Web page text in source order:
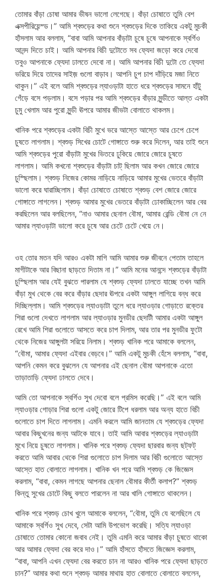
তোমার বাঁড়া চোষা আমার ভীষন ভালো লেগেছে। বাঁড়া চোষাতে তুমি বেশ
এক্সপীরিয়েন্স্ড।” আমি শ্বশুড়ের কথা শুনে শ্বশুড়ের দিকে তাকিয়ে একটু মুচকী
হাঁসলাম আর বললাম, “বাবা আমি আপনার বাঁড়াটা চুষে চুষে আপনাকে স্বর্গিও
আনন্দ দিতে চাই। আমি আপনার বিচী দুটোতে সব ফ্যেদা জড়ো করে দেবো
তবুও আপনাকে ফ্যেদা ঢালতে দেবো না। আমি আপনার বিচী দুটো তে ফ্যেদা
ভরিয়ে দিয়ে তাদের সাইজ় গুলো বাড়াব। আপনি চুপ চাপ দাঁড়িয়ে মজা নিতে
থাকুন।” এই বলে আমি শ্বশুড়ের ল্যাওড়াটা হাতে ধরে শ্বশুড়ের সামনে হাঁটু
গেঁড়ে বসে পড়লাম। বসে পড়ার পর আমি শ্বশুড়ের বাঁড়ার মুন্ডীতে আল্ত একটা
চুমু খেলাম আর পুরো মুন্ডী ঊপরে আমার জীভটা বোলাতে থাকলম।
খানিক পরে শ্বশুড়ের একটা বিচী মুখে ভরে আস্তে আস্তে আর চেপে চেপে
চুষতে লাগলাম। শ্বশুড় সিখের চোটে গোঙ্গাতে শুরু করে দিলেন, আর তাই শুনে
আমি শ্বশুড়ের পুরো বাঁড়াটা মুখের ভিতরে ঢুকিয়ে জোরে জোরে চুষতে
লাগলাম। আমি কখনো শ্বশুড়ের বাঁড়াটা চাট্ ছিলাম আর কখন জোরে জোরে
চুস্ছিলাম। শ্বশুড় নিজের কোমর নাড়িয়ে নাড়িয়ে আমার মুখের ভেতরে বাঁড়াটা
ভালো করে ঘারাচ্ছিলাম। বাঁড়া চোষাতে চোষাতে শ্বশুড় বেশ জোরে জোরে
গোঙ্গাতে লাগলেন। শ্বশুড় আমার মুখের ভেতরে বাঁড়াটা ঢোকাচ্ছিলেন আর বের
করছিলেন আর বলছিলেন, “নাও আমার ছেনাল বৌমা, আমার রেন্ডি বৌমা নে নে
আমার ল্যাওড়াটা ভালো করে চুষে আর চেটে চেটে খেয়ে নে।
ওহ তোর মতন যদি আরও একটা মাগি আমি আমার শুরু জীবনে পেতাম তাহলে
মাগীটাকে আর বিছানা ছাড়তে দিতাম না।” আমি মনের আনন্দে শ্বশুড়ের বাঁড়াটা
চুস্ছিলাম আর যেই বুঝতে পারলাম যে শ্বশুড় ফ্যেদা ঢালতে যাচ্ছে তখন আমি
বাঁড়া মুখ থেকে বের করে বাঁড়ার ছেদার ঊপরে একটা আঙ্গুল লাগিয়ে বন্ধ করে
দিচ্ছিল্লাম। আমি শ্বশুড়ের ল্যাওড়াটা তুলে ধরে ল্যাওড়ার গোড়াতে রক্তের
শিরা গুলো দেখতে লাগলাম আর ল্যাওড়ার মুনডীর ছেদাটী আমার একটা আঙ্গুল
রেখে আমি শিরা গুলোতে আসতে করে চাপ দিলাম, আর তার পর মুনডীর ফুটো
থেকে নিজের আঙ্গুলটা সরিয়ে নিলাম। শ্বশুড় খানিক পরে আমাকে বললেন,
“বৌমা, আমার ফ্যেদা এইবার বেড়বে।” আমি একটু মুচকী হেঁসে বললাম, “বাবা,
আপনি কেমন করে বুঝলেন যে আপনার এই ছেনাল বৌমা আপনাকে এতো
তাড়াতাড়ি ফ্যেদা ঢালতে দেবে।
আমি তো আপনাকে স্বর্গিও সুখ দেবো বলে প্রমিস করেছি।” এই বলে আমি
ল্যাওড়ার গোড়ার শিরা গুলো একটু জোরে টিপে ধরলাম আর অন্য হাতে বিচী
গুলোতে চাপ দিতে লাগলাম। এমনি করলে আমি জানতাম যে শ্বশুড়ের ফ্যেদা
আবার কিছুখনের জন্য আটকে যাবে। তাই আমি আবার শ্বশুড়ের ল্যাওড়াটা
মুখে নিয়ে চুষতে লাগলাম। খানিক পরে শ্বশুড় ফ্যেদা ছারবার জন্য ছট্‌ফট্
করতে আমি আবার থেকে শিরা গুলোতে চাপ দিলাম আর বিচী গুলোতে আস্তে
আস্তে হাত বোলাতে লাগলাম। খানিক খন পরে আমি শ্বশুড় কে জিজ্ঞেস
করলাম, “বাবা, কেমন লাগছে আপনার ছেনাল বৌমার কীর্তী কলাপ?” শ্বশুড়
কিন্তু সুখের চোটে কিছু বলতে পারলেন না আর খালি গোঙ্গাতে থাকলেন।
খানিক পরে শ্বশুড় চোখ খুলে আমাকে বললেন, “বৌমা, তুমি যে বলেছিলে যে
আমাকে স্বর্গিও সুখ দেবে, সেটা আমি উপভোগ করেছি। সত্যি ল্যাওড়া
চোষাতে তোমার কোনো জবাব নেই। তুমি এমনি করে আমার বাঁড়া চুষতে থাকো
আর আমার ফ্যেদা বের করে দাও।” আমি হাঁসতে হাঁসতে জিজ্ঞেস করলাম,
“বাবা, আপনি এখন ফ্যেদা বের করতে চান না আরও খানিক পরে ফ্যেদা ছাড়তে
চান?” আমার কথা শুনে শ্বশুড় আমার মাথায় হাত বোলাতে বোলাতে বললেন,